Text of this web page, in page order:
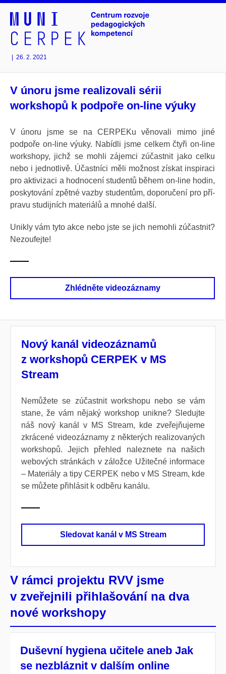
26. 2. 2021
V únoru jsme realizovali sérii
workshopů k podpoře on-line výuky
V únoru jsme se na CERPEKu věnovali mimo jiné
podpoře on-line výuky. Nabídli jsme celkem čtyři on-line
workshopy, jichž se mohli zájemci zúčastnit jako celku
nebo i jednotlivě. Účastníci měli možnost získat inspi­raci
pro akti­vizaci a hodno­cení stu­dentů během on-line hodin,
posky­tování zpětné vazby stu­dentům, dopo­ručení pro pří­
pravu studij­ních mate­riálů a mnohé další.
Unikly vám tyto akce nebo jste se jich nemohli zúčastnit?
Nezoufejte!
Zhlédněte videozáznamy
Nový kanál videozáznamů
z workshopů CERPEK v MS
Stream
Nemůžete se zúčastnit workshopu nebo se vám
stane, že vám nějaký workshop unikne? Sledujte
náš nový kanál v MS Stream, kde zveřejňujeme
zkrácené video­záznamy z některých reali­zovaných
workshopů. Jejich přehled naleznete na našich
webových stránkách v záložce Užitečné informace
– Materiály a tipy CERPEK nebo v MS Stream, kde
se můžete přihlásit k odběru kanálu.
Sledovat kanál v MS Stream
V rámci projektu RVV jsme
v zveřejnili přihlašování na dva
nové workshopy
Duševní hygiena učitele aneb Jak
se nezbláznit v dalším online